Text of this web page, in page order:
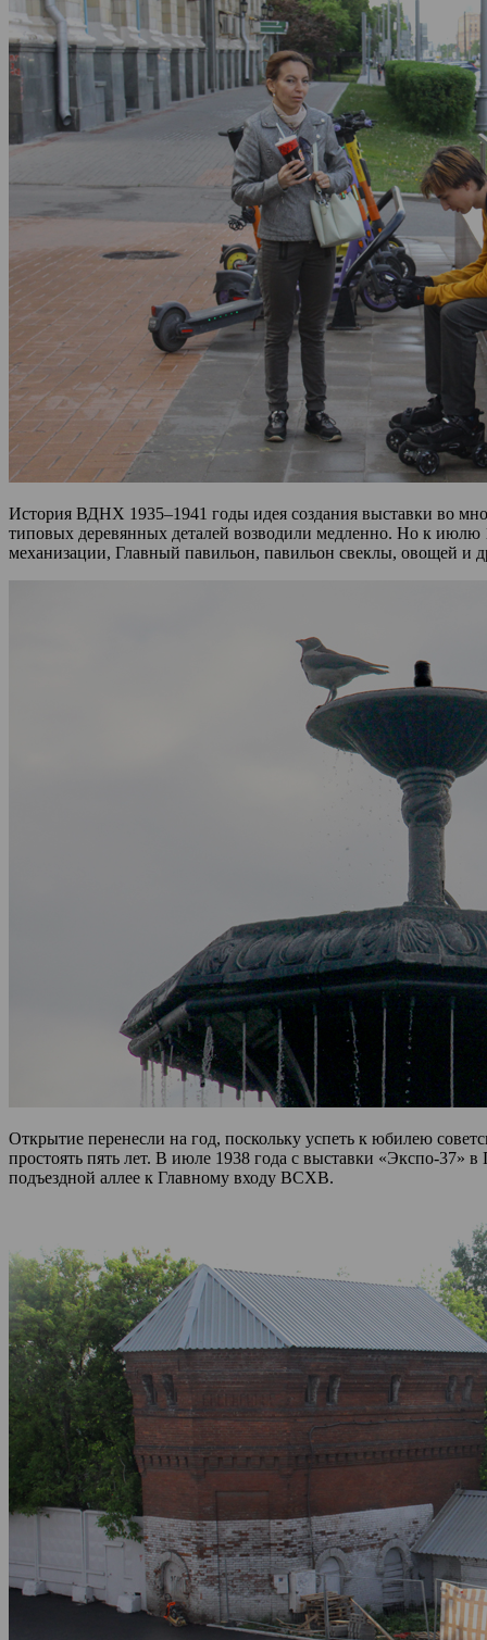
История ВДНХ 1935–1941 годы идея создания выставки во
типовых деревянных деталей возводили медленно. Но к
механизации, Главный павильон, павильон свеклы, овощей и
Открытие перенесли на год, поскольку успеть к юбилею
простоять пять лет. В июле 1938 года с выставки «Экспо-
подъездной аллее к Главному входу ВСХВ.